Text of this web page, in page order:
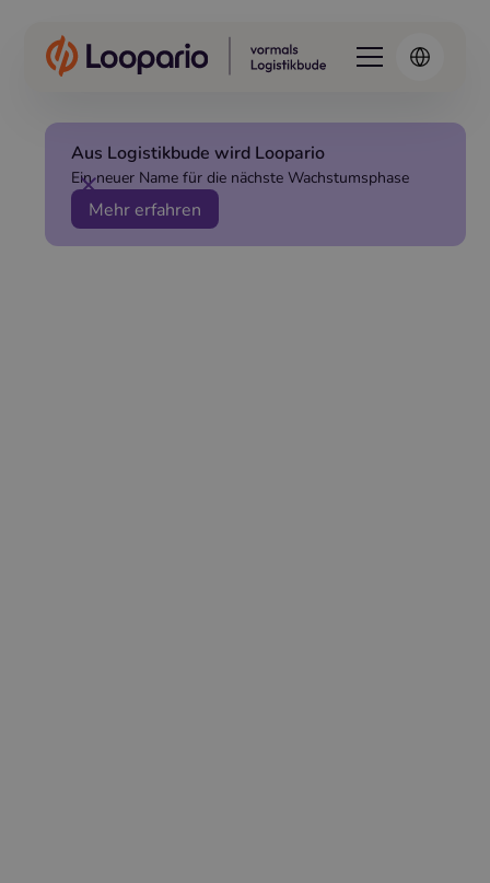
Aus Logistikbude wird Loopario
Ein neuer Name für die nächste Wachstumsphase
Mehr erfahren